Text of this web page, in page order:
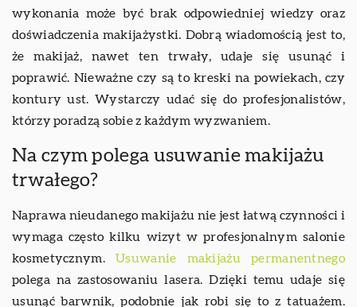
wykonania może być brak odpowiedniej wiedzy oraz
doświadczenia makijażystki. Dobrą wiadomością jest to,
że makijaż, nawet ten trwały, udaje się usunąć i
poprawić. Nieważne czy są to kreski na powiekach, czy
kontury ust. Wystarczy udać się do profesjonalistów,
którzy poradzą sobie z każdym wyzwaniem.
Na czym polega usuwanie makijażu
trwałego?
Naprawa nieudanego makijażu nie jest łatwą czynności i
wymaga często kilku wizyt w profesjonalnym salonie
kosmetycznym.Usuwanie makijażu permanentnego
polega na zastosowaniu lasera. Dzięki temu udaje się
usunąć barwnik, podobnie jak robi się to z tatuażem.